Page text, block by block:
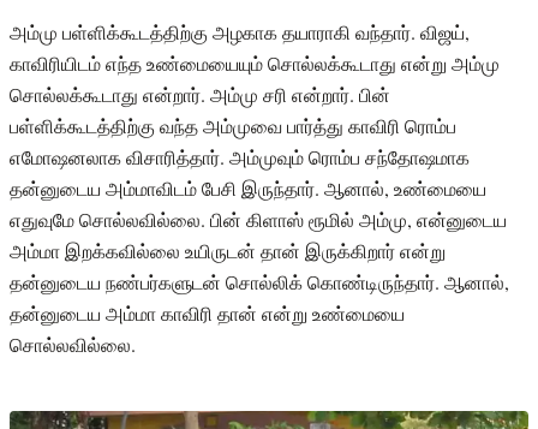
அம்மு பள்ளிக்கூடத்திற்கு அழகாக தயாராகி வந்தார். விஜய்,
காவிரியிடம் எந்த உண்மையையும் சொல்லக்கூடாது என்று அம்மு
சொல்லக்கூடாது என்றார். அம்மு சரி என்றார். பின்
பள்ளிக்கூடத்திற்கு வந்த அம்முவை பார்த்து காவிரி ரொம்ப
எமோஷனலாக விசாரித்தார். அம்முவும் ரொம்ப சந்தோஷமாக
தன்னுடைய அம்மாவிடம் பேசி இருந்தார். ஆனால், உண்மையை
எதுவுமே சொல்லவில்லை. பின் கிளாஸ் ரூமில் அம்மு, என்னுடைய
அம்மா இறக்கவில்லை உயிருடன் தான் இருக்கிறார் என்று
தன்னுடைய நண்பர்களுடன் சொல்லிக் கொண்டிருந்தார். ஆனால்,
தன்னுடைய அம்மா காவிரி தான் என்று உண்மையை
சொல்லவில்லை.